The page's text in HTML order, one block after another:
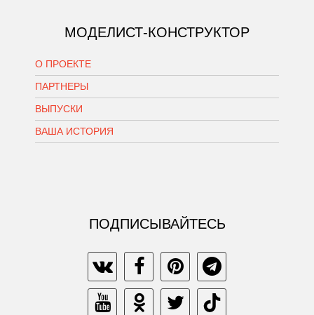
МОДЕЛИСТ-КОНСТРУКТОР
О ПРОЕКТЕ
ПАРТНЕРЫ
ВЫПУСКИ
ВАША ИСТОРИЯ
ПОДПИСЫВАЙТЕСЬ